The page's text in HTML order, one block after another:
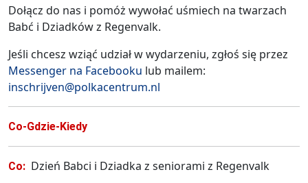
Dołącz do nas i pomóż wywołać uśmiech na twarzach
Babć i Dziadków z Regenvalk.
Jeśli chcesz wziąć udział w wydarzeniu, zgłoś się przez
Messenger na Facebooku lub mailem:
inschrijven@polkacentrum.nl
Co-Gdzie-Kiedy
Co: Dzień Babci i Dziadka z seniorami z Regenvalk